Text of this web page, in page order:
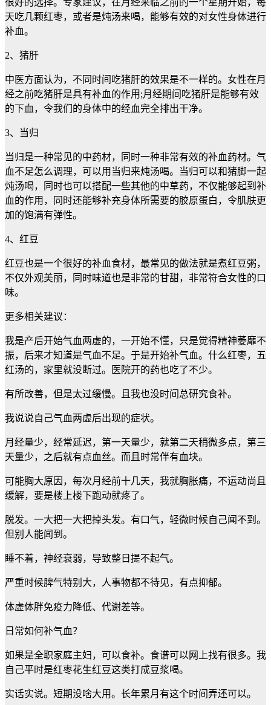
很好的选择。专家建议，在月经来临之前的一个星期开始，每
天吃几颗红枣，或者是炖汤来喝，能够有效的对女性身体进行
补血。
2、猪肝
中医方面认为，不同时间吃猪肝的效果是不一样的。女性在月
经之前吃猪肝是具有补血的作用;月经期间吃猪肝是能够有效
的下血，令我们的身体中的经血完全排出干净。
3、当归
当归是一种常见的中药材，同时一种非常有效的补血药材。气
血不足怎么调理，可以用当归来炖汤喝。当归可以和猪脚一起
炖汤喝，同时也可以搭配一些其他的中草药，不仅能够起到补
血的作用，同时还能够补充身体所需要的胶原蛋白，令肌肤更
加的饱满有弹性。
4、红豆
红豆也是一个很好的补血食材，最常见的做法就是煮红豆粥，
不仅外观美丽，同时味道也是非常的甘甜，非常符合女性的口
味。
更多相关建议：
我是产后开始气血两虚的，一开始不懂，只是觉得精神萎靡不
振，后来才知道是气血不足。于是开始补气血。什么红枣，五
红汤的，家里就没断过。医院开的药也吃了不少。
有所改善，但是太过缓慢。且我也没时间总研究食补。
我说说自己气血两虚后出现的症状。
月经量少，经常延迟，第一天量少，就第二天稍微多点，第三
天量少，之后就有点血丝。而且时常伴有血块。
可能胸大原因，每次月经前十几天，我就胸胀痛，不运动尚且
缓解，要是楼上楼下跑动就疼了。
脱发。一大把一大把掉头发。有口气，轻微时候自己闻不到。
但别人能闻到。
睡不着，神经衰弱，导致整日提不起气。
严重时候脾气特别大，人事物都不待见，有点抑郁。
体虚体胖免疫力降低、代谢差等。
日常如何补气血？
如果是全职家庭主妇，可以食补。食谱可以网上找有很多。我
自己平时是红枣花生红豆这类打成豆浆喝。
实话实说。短期没啥大用。长年累月有这个时间弄还可以。